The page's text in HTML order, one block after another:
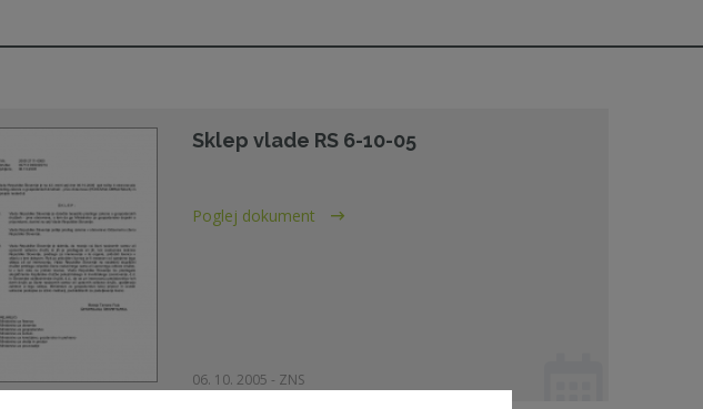
Sklep vlade RS 6-10-05
Poglej dokument
06. 10. 2005 - ZNS